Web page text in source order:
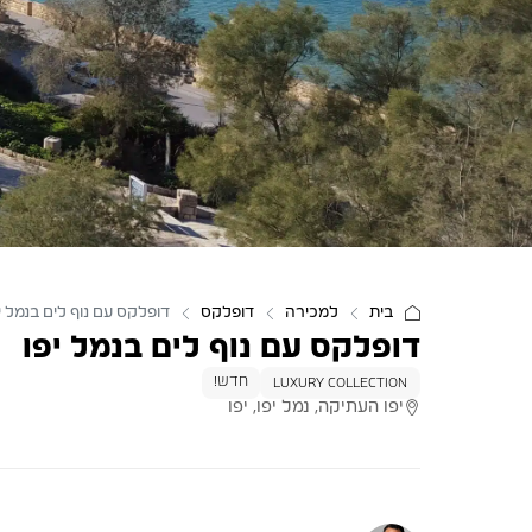
בית למכירה דופלקס דופלקס עם נוף לים בנמל
דופלקס עם נוף לים בנמל יפו
LUXURY COLLECTION חדש!
יפו העתיקה, נמל יפו, יפו